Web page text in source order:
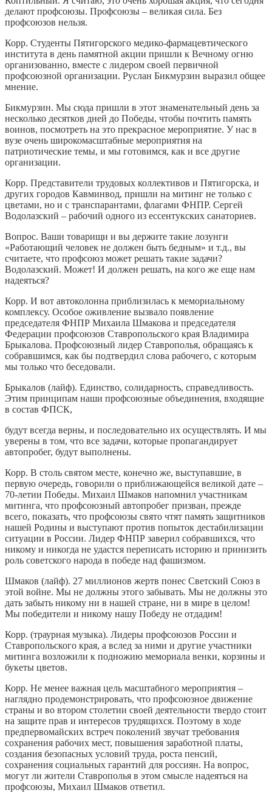
делают профсоюзы. Профсоюзы – великая сила. Без
профсоюзов нельзя.
Корр. Студенты Пятигорского медико-фармацевтического
института в день памятной акции пришли к Вечному огню
организованно, вместе с лидером своей первичной
профсоюзной организации. Руслан Бикмурзин выразил общее
мнение.
Бикмурзин. Мы сюда пришли в этот знаменательный день за
несколько десятков дней до Победы, чтобы почтить память
воинов, посмотреть на это прекрасное мероприятие. У нас в
вузе очень широкомасштабные мероприятия на
патриотические темы, и мы готовимся, как и все другие
организации.
Корр. Представители трудовых коллективов и Пятигорска, и
других городов Кавминвод, пришли на митинг не только с
цветами, но и с транспарантами, флагами ФНПР. Сергей
Водолазский – рабочий одного из ессентукских санаториев.
Вопрос. Ваши товарищи и вы держите такие лозунги
«Работающий человек не должен быть бедным» и т.д., вы
считаете, что профсоюз может решать такие задачи?
Водолазский. Может! И должен решать, на кого же еще нам
надеяться?
Корр. И вот автоколонна приблизилась к мемориальному
комплексу. Особое оживление вызвало появление
председателя ФНПР Михаила Шмакова и председателя
Федерации профсоюзов Ставропольского края Владимира
Брыкалова. Профсоюзный лидер Ставрополья, обращаясь к
собравшимся, как бы подтвердил слова рабочего, с которым
мы только что беседовали.
Брыкалов (лайф). Единство, солидарность, справедливость.
Этим принципам наши профсоюзные объединения, входящие
в состав ФПСК,
будут всегда верны, и последовательно их осуществлять. И мы
уверены в том, что все задачи, которые пропагандирует
автопробег, будут выполнены.
Корр. В столь святом месте, конечно же, выступавшие, в
первую очередь, говорили о приближающейся великой дате –
70-летии Победы. Михаил Шмаков напомнил участникам
митинга, что профсоюзный автопробег призван, прежде
всего, показать, что профсоюзы свято чтят память защитников
нашей Родины и выступают против попыток дестабилизации
ситуации в России. Лидер ФНПР заверил собравшихся, что
никому и никогда не удастся переписать историю и принизить
роль советского народа в победе над фашизмом.
Шмаков (лайф). 27 миллионов жертв понес Светский Союз в
этой войне. Мы не должны этого забывать. Мы не должны это
дать забыть никому ни в нашей стране, ни в мире в целом!
Мы победители и никому нашу Победу не отдадим!
Корр. (траурная музыка). Лидеры профсоюзов России и
Ставропольского края, а вслед за ними и другие участники
митинга возложили к подножию мемориала венки, корзины и
букеты цветов.
Корр. Не менее важная цель масштабного мероприятия –
наглядно продемонстрировать, что профсоюзное движение
страны и во втором столетии своей деятельности твердо стоит
на защите прав и интересов трудящихся. Поэтому в ходе
предпервомайских встреч поколений звучат требования
сохранения рабочих мест, повышения заработной платы,
создания безопасных условий труда, роста пенсий,
сохранения социальных гарантий для россиян. На вопрос,
могут ли жители Ставрополья в этом смысле надеяться на
профсоюзы, Михаил Шмаков ответил.